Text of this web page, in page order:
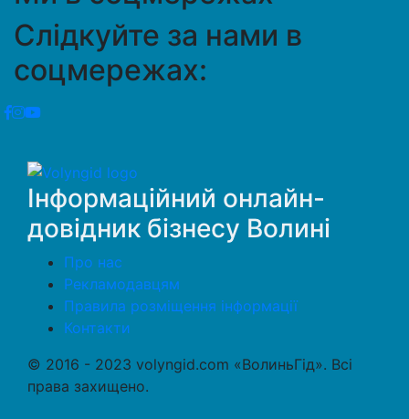
Слідкуйте за нами в
соцмережах:
Інформаційний онлайн-
довідник бізнесу Волині
Про нас
Рекламодавцям
Правила розміщення інформації
Контакти
© 2016 - 2023 volyngid.com «ВолиньГід». Всі
права захищено.